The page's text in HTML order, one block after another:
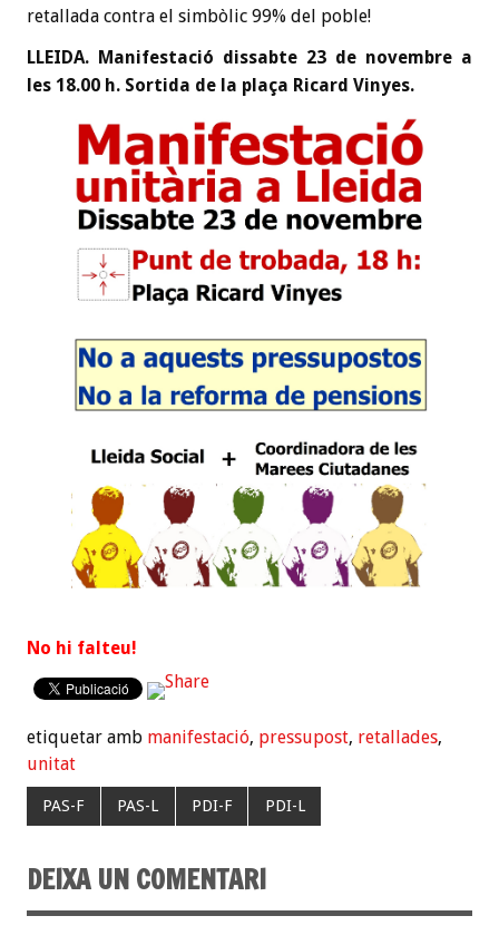
retallada contra el simbòlic 99% del poble!
LLEIDA. Manifestació dissabte 23 de novembre a
les 18.00 h. Sortida de la plaça Ricard Vinyes.
No hi falteu!
etiquetar amb manifestació, pressupost, retallades,
unitat
PAS-F PAS-L PDI-F PDI-L
DEIXA UN COMENTARI